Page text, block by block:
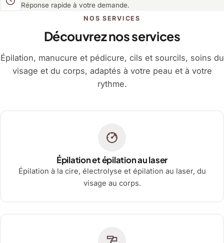
Réponse rapide à votre demande.
NOS SERVICES
Découvrez nos services
Épilation, manucure et pédicure, cils et sourcils, soins du
visage et du corps, adaptés à votre peau et à votre
rythme.
Épilation et épilation au laser
Épilation à la cire, électrolyse et épilation au laser, du
visage au corps.